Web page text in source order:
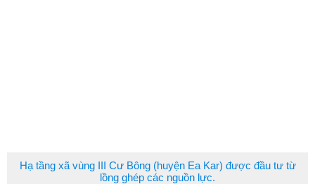
Hạ tầng xã vùng III Cư Bông (huyện Ea Kar) được đầu tư từ
lồng ghép các nguồn lực.